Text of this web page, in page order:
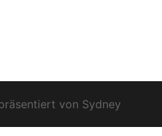
von Sydney